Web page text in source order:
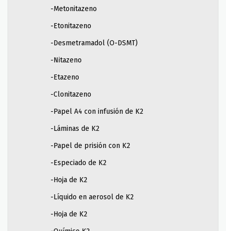
-Metonitazeno
-Etonitazeno
-Desmetramadol (O-DSMT)
-Nitazeno
-Etazeno
-Clonitazeno
-Papel A4 con infusión de K2
-Láminas de K2
-Papel de prisión con K2
-Especiado de K2
-Hoja de K2
-Líquido en aerosol de K2
-Hoja de K2